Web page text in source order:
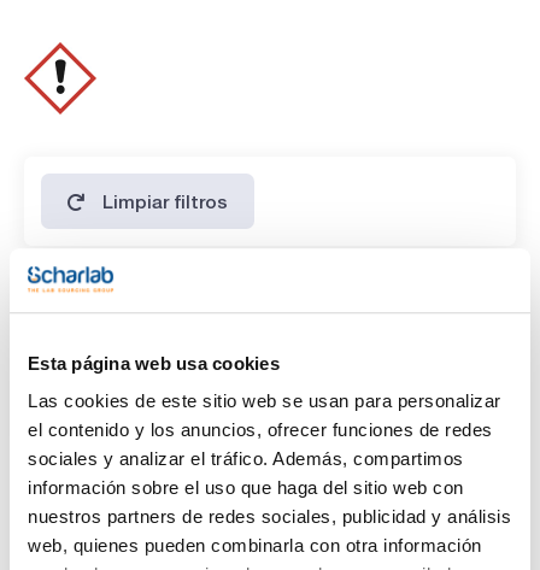
Esta página web usa cookies
Las cookies de este sitio web se usan para personalizar
el contenido y los anuncios, ofrecer funciones de redes
sociales y analizar el tráfico. Además, compartimos
información sobre el uso que haga del sitio web con
nuestros partners de redes sociales, publicidad y análisis
web, quienes pueden combinarla con otra información
Limpiar filtros
Características